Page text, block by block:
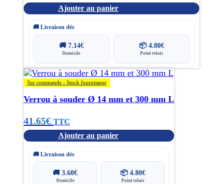
Ajouter au panier
🚚 Livraison dès
🚚 7.14€
Domicile
📦 4.80€
Point relais
Sur commande - Stock fournisseur
Verrou à souder Ø 14 mm et 300 mm L
41.65€ TTC
Ajouter au panier
🚚 Livraison dès
🚚 3.60€
Domicile
📦 4.80€
Point relais